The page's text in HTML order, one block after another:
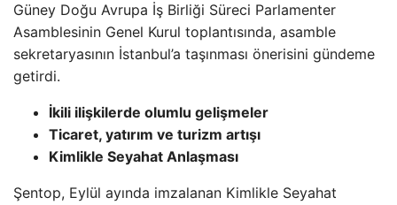
Güney Doğu Avrupa İş Birliği Süreci Parlamenter
Asamblesinin Genel Kurul toplantısında, asamble
sekretaryasının İstanbul’a taşınması önerisini gündeme
getirdi.
İkili ilişkilerde olumlu gelişmeler
Ticaret, yatırım ve turizm artışı
Kimlikle Seyahat Anlaşması
Şentop, Eylül ayında imzalanan Kimlikle Seyahat